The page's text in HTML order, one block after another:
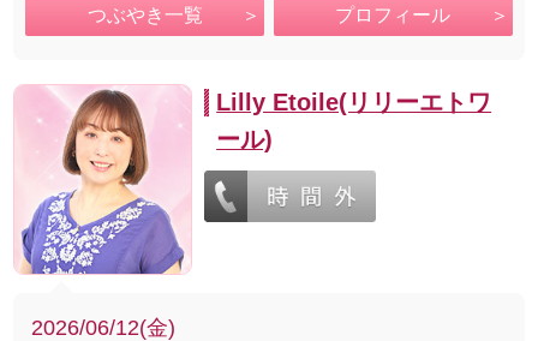
つぶやき一覧 プロフィール
Lilly Etoile(リリーエトワ
ール)
2026/06/12(金)